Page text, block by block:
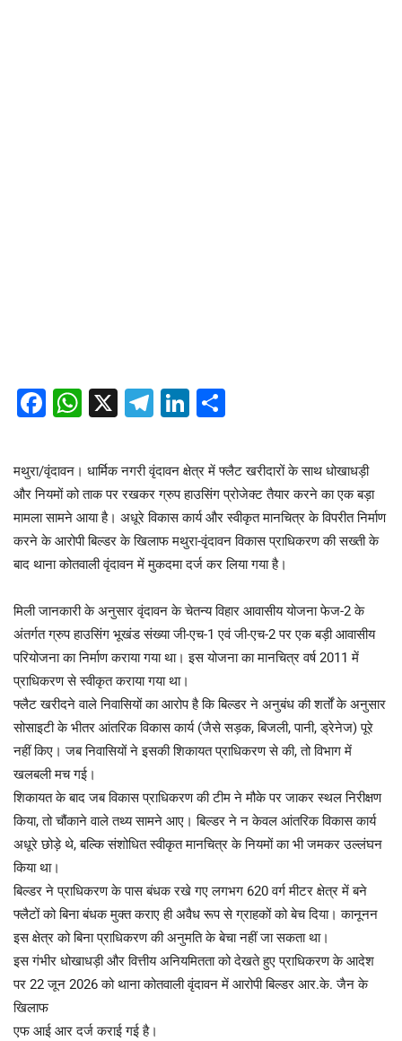
Facebook
WhatsApp
X Telegram
LinkedIn
​मथुरा/वृंदावन। धार्मिक नगरी वृंदावन क्षेत्र में फ्लैट खरीदारों के साथ धोखाधड़ी
और नियमों को ताक पर रखकर ग्रुप हाउसिंग प्रोजेक्ट तैयार करने का एक बड़ा
मामला सामने आया है। अधूरे विकास कार्य और स्वीकृत मानचित्र के विपरीत निर्माण
करने के आरोपी बिल्डर के खिलाफ मथुरा-वृंदावन विकास प्राधिकरण की सख्ती के
बाद थाना कोतवाली वृंदावन में मुकदमा दर्ज कर लिया गया है।
​मिली जानकारी के अनुसार वृंदावन के चेतन्य विहार आवासीय योजना फेज-2 के
अंतर्गत ग्रुप हाउसिंग भूखंड संख्या जी-एच-1 एवं जी-एच-2 पर एक बड़ी आवासीय
परियोजना का निर्माण कराया गया था। इस योजना का मानचित्र वर्ष 2011 में
प्राधिकरण से स्वीकृत कराया गया था।
​फ्लैट खरीदने वाले निवासियों का आरोप है कि बिल्डर ने अनुबंध की शर्तों के अनुसार
सोसाइटी के भीतर आंतरिक विकास कार्य (जैसे सड़क, बिजली, पानी, ड्रेनेज) पूरे
नहीं किए। जब निवासियों ने इसकी शिकायत प्राधिकरण से की, तो विभाग में
खलबली मच गई।
​शिकायत के बाद जब विकास प्राधिकरण की टीम ने मौके पर जाकर स्थल निरीक्षण
किया, तो चौंकाने वाले तथ्य सामने आए। बिल्डर ने न केवल आंतरिक विकास कार्य
अधूरे छोड़े थे, बल्कि संशोधित स्वीकृत मानचित्र के नियमों का भी जमकर उल्लंघन
किया था।
बिल्डर ने प्राधिकरण के पास बंधक रखे गए लगभग 620 वर्ग मीटर क्षेत्र में बने
फ्लैटों को बिना बंधक मुक्त कराए ही अवैध रूप से ग्राहकों को बेच दिया। कानूनन
इस क्षेत्र को बिना प्राधिकरण की अनुमति के बेचा नहीं जा सकता था।
​इस गंभीर धोखाधड़ी और वित्तीय अनियमितता को देखते हुए प्राधिकरण के आदेश
पर 22 जून 2026 को थाना कोतवाली वृंदावन में आरोपी बिल्डर आर.के. जैन के
खिलाफ
एफ आई आर दर्ज कराई गई है।